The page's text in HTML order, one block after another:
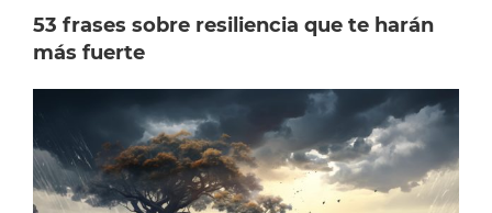
53 frases sobre resiliencia que te harán
más fuerte